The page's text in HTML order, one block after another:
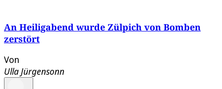
An Heiligabend wurde Zülpich von Bomben
zerstört
Von
Ulla Jürgensonn